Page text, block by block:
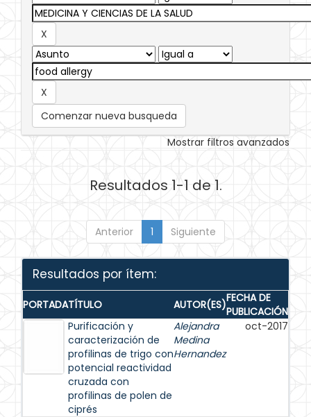
Comenzar nueva busqueda
Mostrar filtros avanzados
Resultados 1-1 de 1.
Anterior 1 Siguiente
Resultados por ítem:
PORTADATÍTULO AUTOR(ES)FECHA DE
PUBLICACIÓN
Purificación y
caracterización de
profilinas de trigo con
potencial reactividad
cruzada con
profilinas de polen de
ciprés
Alejandra
Medina
Hernandez
oct-2017